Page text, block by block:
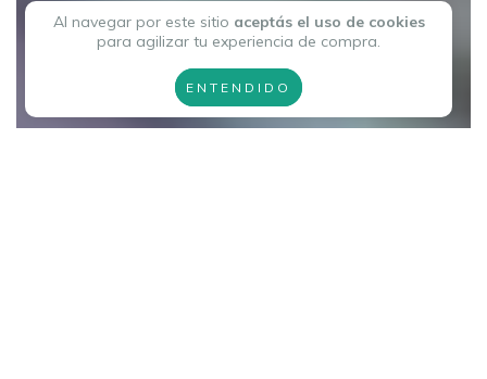
Al navegar por este sitio aceptás el uso de cookies
para agilizar tu experiencia de compra.
ENTENDIDO